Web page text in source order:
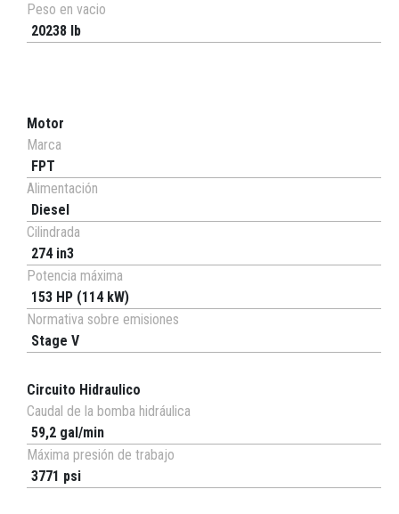
Peso en vacio
20238 lb
Motor
Marca
FPT
Alimentación
Diesel
Cilindrada
274 in3
Potencia máxima
153 HP (114 kW)
Normativa sobre emisiones
Stage V
Circuito Hidraulico
Caudal de la bomba hidráulica
59,2 gal/min
Máxima presión de trabajo
3771 psi